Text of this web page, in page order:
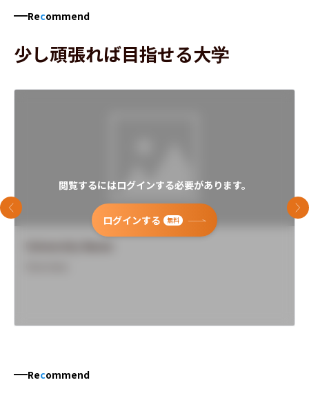
Recommend
少し頑張れば目指せる大学
閲覧するにはログインする必要があります。
ログインする 無料
前のスライド 次
Recommend